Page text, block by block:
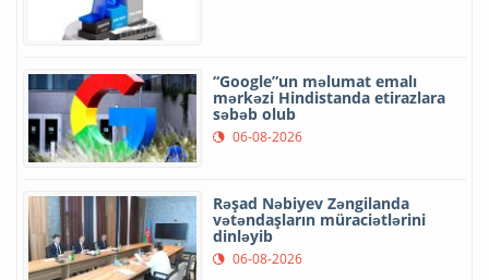
“Google”un məlumat emalı
mərkəzi Hindistanda etirazlara
səbəb olub
06-08-2026
Rəşad Nəbiyev Zəngilanda
vətəndaşların müraciətlərini
dinləyib
06-08-2026